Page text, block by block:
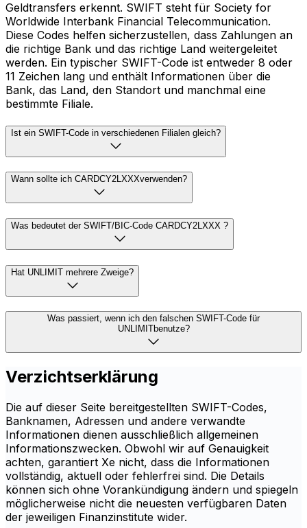
Geldtransfers erkennt. SWIFT steht für Society for
Worldwide Interbank Financial Telecommunication.
Diese Codes helfen sicherzustellen, dass Zahlungen an
die richtige Bank und das richtige Land weitergeleitet
werden. Ein typischer SWIFT-Code ist entweder 8 oder
11 Zeichen lang und enthält Informationen über die
Bank, das Land, den Standort und manchmal eine
bestimmte Filiale.
Ist ein SWIFT-Code in verschiedenen Filialen gleich?
Wann sollte ich CARDCY2LXXXverwenden?
Was bedeutet der SWIFT/BIC-Code CARDCY2LXXX ?
Hat UNLIMIT mehrere Zweige?
Was passiert, wenn ich den falschen SWIFT-Code für
UNLIMITbenutze?
Verzichtserklärung
Die auf dieser Seite bereitgestellten SWIFT-Codes,
Banknamen, Adressen und andere verwandte
Informationen dienen ausschließlich allgemeinen
Informationszwecken. Obwohl wir auf Genauigkeit
achten, garantiert Xe nicht, dass die Informationen
vollständig, aktuell oder fehlerfrei sind. Die Details
können sich ohne Vorankündigung ändern und spiegeln
möglicherweise nicht die neuesten verfügbaren Daten
der jeweiligen Finanzinstitute wider.